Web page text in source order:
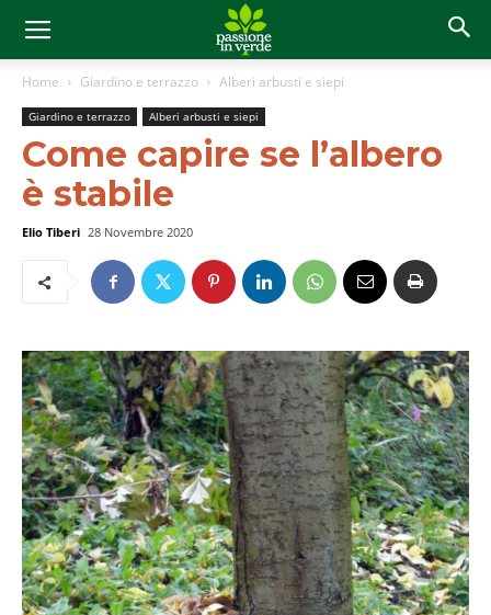
Home Giardino e terrazzo Alberi arbusti e siepi
Giardino e terrazzo Alberi arbusti e siepi
Come capire se l’albero
è stabile
Elio Tiberi 28 Novembre 2020